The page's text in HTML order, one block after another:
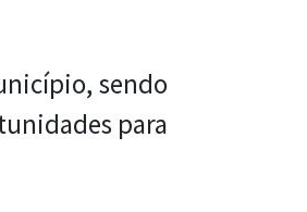
sendo
para